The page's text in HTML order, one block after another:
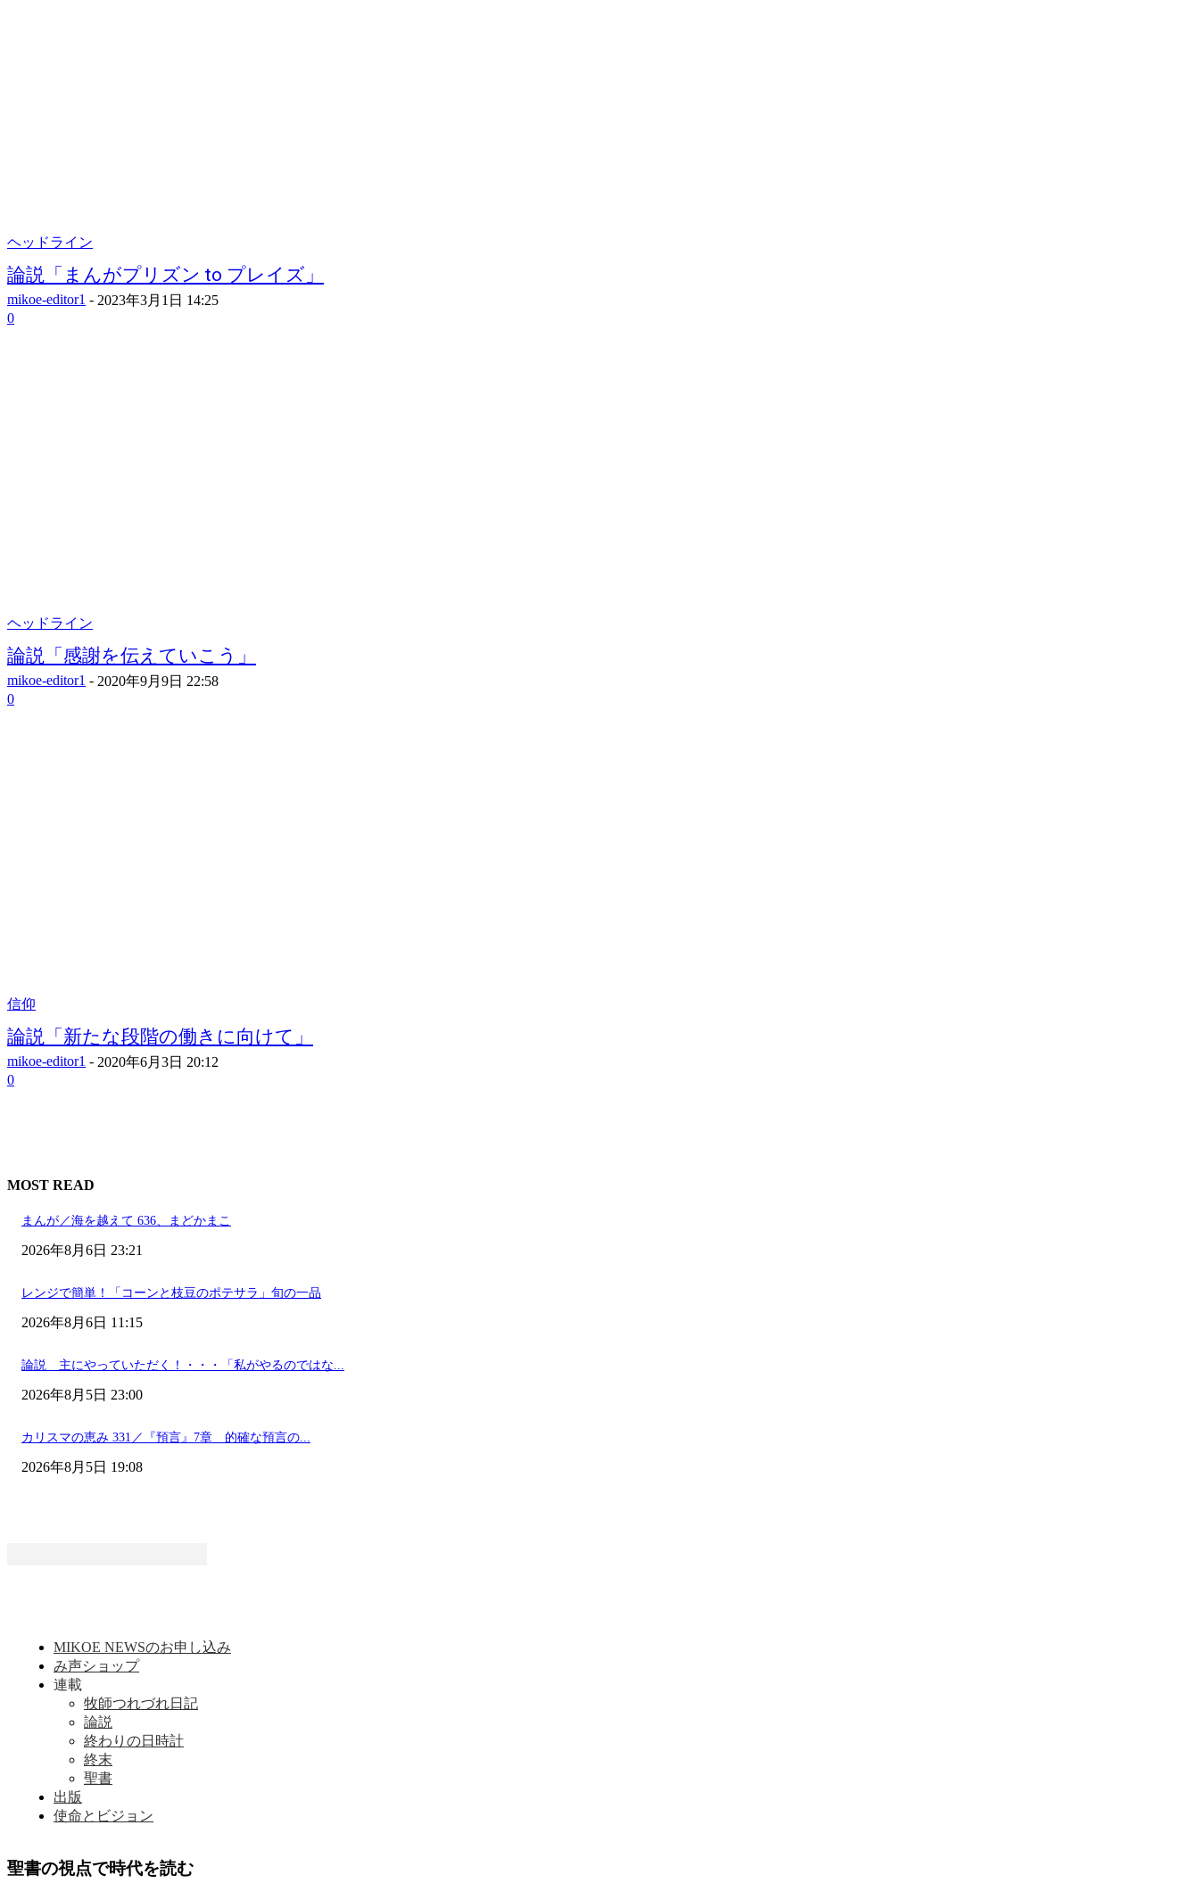
ヘッドライン
論説「まんがプリズン to プレイズ」
mikoe-editor1 - 2023年3月1日 14:25
0
ヘッドライン
論説「感謝を伝えていこう」
mikoe-editor1 - 2020年9月9日 22:58
0
信仰
論説「新たな段階の働きに向けて」
mikoe-editor1 - 2020年6月3日 20:12
0
MOST READ
まんが／海を越えて 636、まどかまこ
2026年8月6日 23:21
レンジで簡単！「コーンと枝豆のポテサラ」旬の一品
2026年8月6日 11:15
論説 主にやっていただく！・・・「私がやるのではな...
2026年8月5日 23:00
カリスマの恵み 331／『預言』7章 的確な預言の...
2026年8月5日 19:08
MIKOE NEWSのお申し込み
み声ショップ
連載
牧師つれづれ日記
論説
終わりの日時計
終末
聖書
出版
使命とビジョン
聖書の視点で時代を読む